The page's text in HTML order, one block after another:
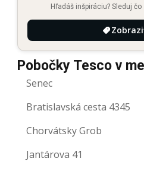
Hľadáš inšpiráciu? Sleduj
Pobočky Tesco v
Senec
Bratislavská cesta 4345
Chorvátsky Grob
Jantárova 41